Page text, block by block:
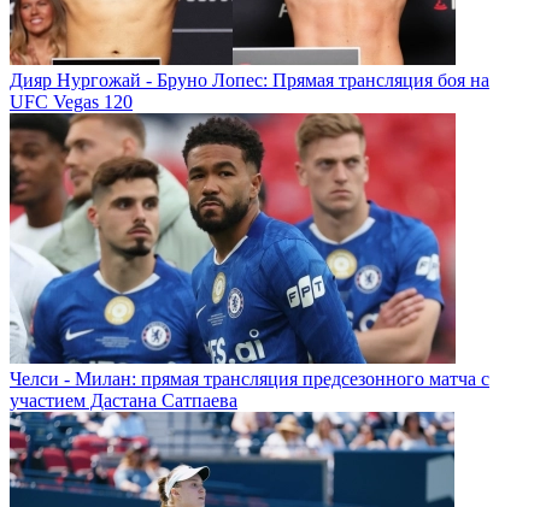
Дияр Нургожай - Бруно Лопес: Прямая трансляция боя на
UFC Vegas 120
Челси - Милан: прямая трансляция предсезонного матча с
участием Дастана Сатпаева